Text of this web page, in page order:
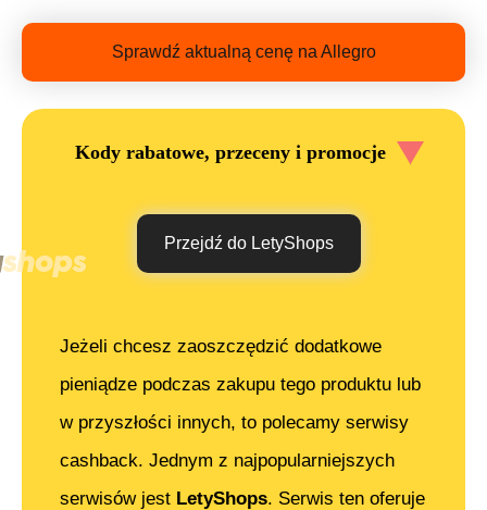
Sprawdź aktualną cenę na Allegro
Kody rabatowe, przeceny i promocje
Przejdź do LetyShops
Jeżeli chcesz zaoszczędzić dodatkowe
pieniądze podczas zakupu tego produktu lub
w przyszłości innych, to polecamy serwisy
cashback. Jednym z najpopularniejszych
serwisów jest LetyShops. Serwis ten oferuje